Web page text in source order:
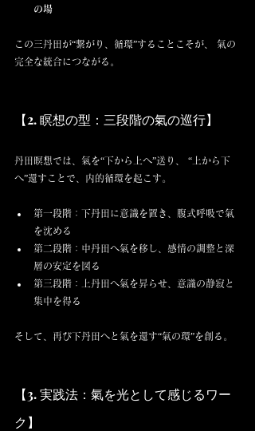
の場
この三丹田が“繋がり、循環”することこそが、 氣の
完全な統合につながる。
【2. 瞑想の型：三段階の氣の巡行】
丹田瞑想では、氣を“下から上へ”送り、 “上から下
へ”還すことで、内的循環を起こす。
第一段階：下丹田に意識を置き、腹式呼吸で氣
を沈める
第二段階：中丹田へ氣を移し、感情の調整と深
層の安定を図る
第三段階：上丹田へ氣を昇らせ、意識の静寂と
集中を得る
そして、再び下丹田へと氣を還す“氣の環”を創る。
【3. 実践法：氣を光として感じるワー
ク】